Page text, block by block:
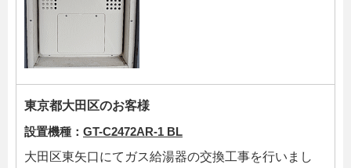
東京都大田区のお客様
設置機種： GT-C2472AR-1 BL
大田区東矢口にてガス給湯器の交換工事を行いまし